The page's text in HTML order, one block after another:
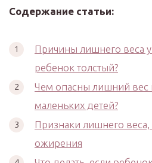
Содержание статьи:
Причины лишнего веса
ребенок толстый?
Чем опасны лишний вес
маленьких детей?
Признаки лишнего
ожирения